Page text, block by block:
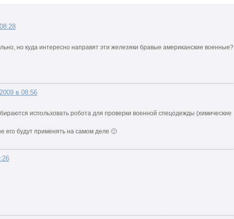
но куда интересно направят эти железяки бравые американские военные?
в 08:56
использовать робота для проверки военной спецодежды (химические
его будут применять на самом деле 🙂